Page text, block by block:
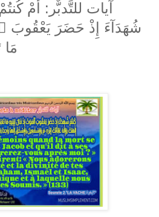
شُهَدَآءَ إِذْ حَضَرَ يَعْقُوبَ